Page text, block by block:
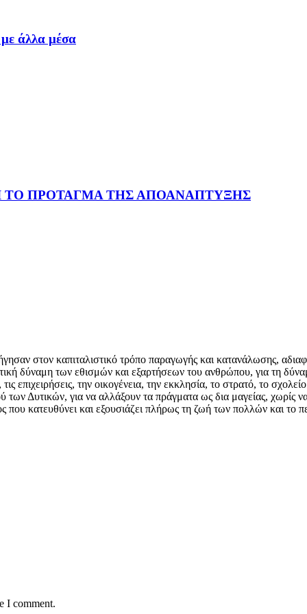
άλλα μέσα
ΤΟ ΠΡΟΤΑΓΜΑ ΤΗΣ ΑΠΟΑΝΑΠΤΥΞΗΣ
στον καπιταλιστικό τρόπο παραγωγής και κατανάλωσης,
δύναμη των εθισμών και εξαρτήσεων του ανθρώπου, για τη
επιχειρήσεις, την οικογένεια, την εκκλησία, το στρατό, το
Δυτικών, για να αλλάξουν τα πράγματα ως δια μαγείας, χωρίς
κατευθύνει και εξουσιάζει πλήρως τη ζωή των πολλών και το
I comment.